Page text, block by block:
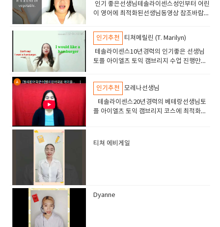
인기 좋은선생님테솔라이센스성인부터 어린
이 영어에 최적화된선생님동영상 참조바람만
선생님
인기추천
티쳐메릴린 (T. Marilyn)
테솔라이센스10년경력의 인기좋은 선생님
토플 아이엘츠 토익 캠브리지 수업 진행만족
인기추천
모레나선생님
테솔라이센스20년경력의 베테랑선생님토
플 아이엘츠 토익 캠브리지 코스에 최적화된
티쳐 에비게일
Dyanne